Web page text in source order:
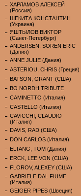
ХАРЛАМОВ АЛЕКСЕЙ
(Россия)
ШЕКИТА КОНСТАНТИН
(Украина)
ЯШТЫЛОВ ВИКТОР
(Санкт-Петербург)
ANDERSEN, SOREN ERIC
(Дания)
ANNE JULIE (Дания)
ASTERIOU, CHRIS (Греция)
BATSON, GRANT (США)
BO NORDH TRIBUTE
CAMINETTO (Италия)
CASTELLO (Италия)
CAVICCHI, CLAUDIO
(Италия)
DAVIS, RAD (США)
DON CARLOS (Италия)
ELTANG, TOM (Дания)
ERCK, LEE VON (США)
FLOROV, ALEXEY (США)
GABRIELE DAL FIUME
(Италия)
GEIGER PIPES (Швеция)